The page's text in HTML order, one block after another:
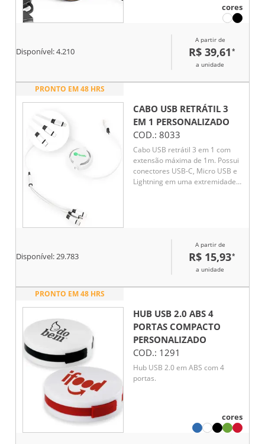
com adaptador para USB-C.cores
Disponível:4.210
A partir de
R$ 39,61 *
a unidade
PRONTO EM 48 HRS
CABO USB RETRÁTIL 3
EM 1 PERSONALIZADO
COD.: 8033
Cabo USB retrátil 3 em 1 com
extensão máxima de 1m. Possui
conectores USB-C, Micro USB e
Lightning em uma extremidade e
Disponível:29.783
A partir de
R$ 15,93*
a unidade
PRONTO EM 48 HRS
HUB USB 2.0 ABS 4
PORTAS COMPACTO
PERSONALIZADO
COD.: 1291
Hub USB 2.0 em ABS com 4
portas.
cores